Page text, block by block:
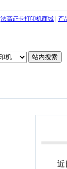
法高证卡打印机商城 产
近